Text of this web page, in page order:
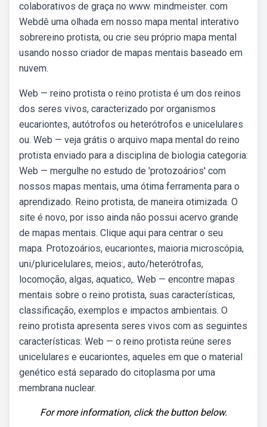
colaborativos de graça no www. mindmeister. com
Webdê uma olhada em nosso mapa mental interativo
sobrereino protista, ou crie seu próprio mapa mental
usando nosso criador de mapas mentais baseado em
nuvem.
Web — reino protista o reino protista é um dos reinos
dos seres vivos, caracterizado por organismos
eucariontes, autótrofos ou heterótrofos e unicelulares
ou. Web — veja grátis o arquivo mapa mental do reino
protista enviado para a disciplina de biologia categoria:
Web — mergulhe no estudo de 'protozoários' com
nossos mapas mentais, uma ótima ferramenta para o
aprendizado. Reino protista, de maneira otimizada. O
site é novo, por isso ainda não possui acervo grande
de mapas mentais. Clique aqui para centrar o seu
mapa. Protozoários, eucariontes, maioria microscópia,
uni/pluricelulares, meios:, auto/heterótrofas,
locomoção, algas, aquatico,. Web — encontre mapas
mentais sobre o reino protista, suas características,
classificação, exemplos e impactos ambientais. O
reino protista apresenta seres vivos com as seguintes
características: Web — o reino protista reúne seres
unicelulares e eucariontes, aqueles em que o material
genético está separado do citoplasma por uma
membrana nuclear.
For more information, click the button below.